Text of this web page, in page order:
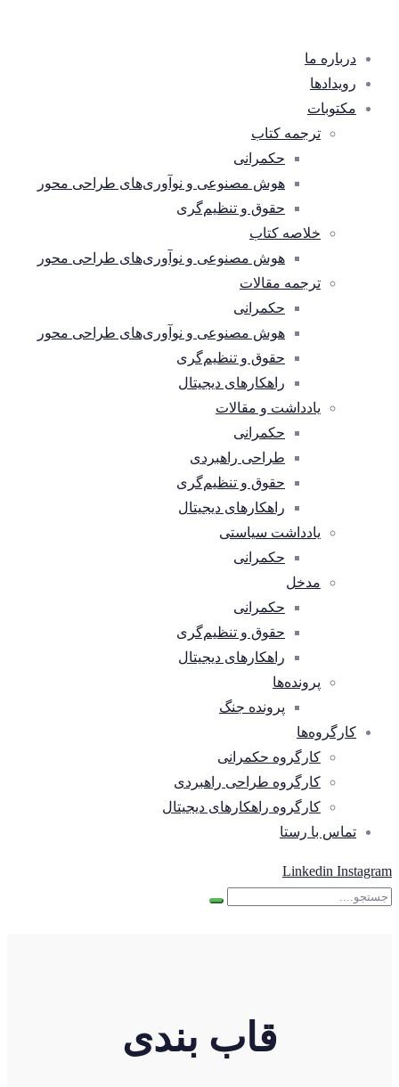
درباره ما
رویدادها
مکتوبات
ترجمه کتاب
حکمرانی
هوش مصنوعی و نوآوری‌های طراحی محور
حقوق و تنظیم‌گری
خلاصه کتاب
هوش مصنوعی و نوآوری‌های طراحی محور
ترجمه مقالات
حکمرانی
هوش مصنوعی و نوآوری‌های طراحی محور
حقوق و تنظیم‌گری
راهکارهای دیجیتال
یادداشت و مقالات
حکمرانی
طراحی راهبردی
حقوق و تنظیم‌گری
راهکارهای دیجیتال
یادداشت سیاستی
حکمرانی
مدخل
حکمرانی
حقوق و تنظیم‌گری
راهکارهای دیجیتال
پرونده‌ها
پرونده جنگ
کارگروه‌ها
کارگروه حکمرانی
کارگروه طراحی راهبردی
کارگروه راهکارهای دیجیتال
تماس با رستا
Linkedin Instagram
قاب بندی